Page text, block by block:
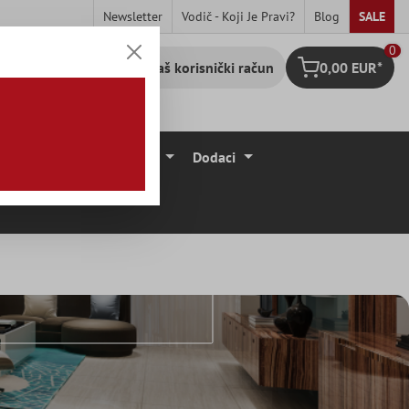
Newsletter Vodič - Koji Je Pravi? Blog SALE
Vaš korisnički račun Košarica
0
0,00 EUR*
Dodaci